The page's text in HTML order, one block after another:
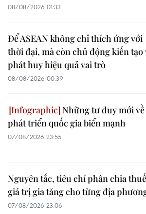
08/08/2026 01:33
Để ASEAN không chỉ thích ứng với
thời đại, mà còn chủ động kiến tạo
phát huy hiệu quả vai trò
08/08/2026 00:39
Những tư duy mới về
phát triển quốc gia biển mạnh
07/08/2026 23:55
Nguyên tắc, tiêu chí phân chia thuế
giá trị gia tăng cho từng địa
07/08/2026 23:06